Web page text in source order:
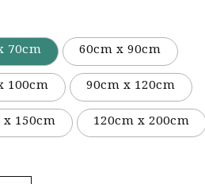
70cm
60cm x 90cm
100cm
90cm x 120cm
x 150cm
120cm x 200cm